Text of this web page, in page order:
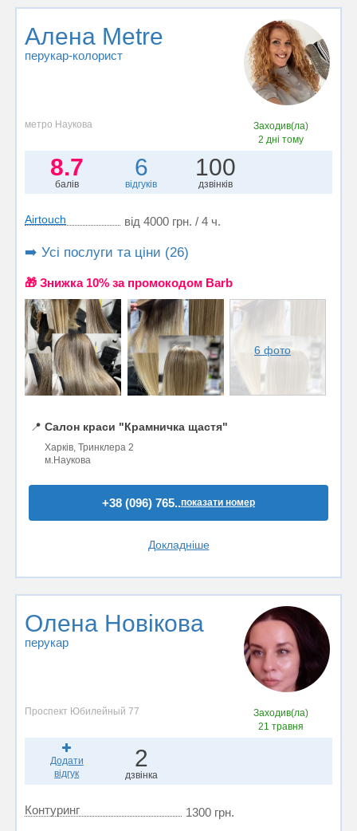
Алена Metre
перукар-колорист
метро Наукова
Заходив(ла)
2 дні тому
8.7
балів
6
відгуків
100
дзвінків
Airtouch від 4000 грн. / 4 ч.
➡️ Усі послуги та ціни (26)
🎁 Знижка 10% за промокодом Barb
6 фото
📍 Салон краси "Крамничка щастя"
Харків, Тринклера 2
м.Наукова
+38 (096) 765..показати номер
Докладніше
Олена Новікова
перукар
Проспект Юбилейный 77
Заходив(ла)
21 травня
Додати
відгук
2
дзвінка
Контуринг 1300 грн.